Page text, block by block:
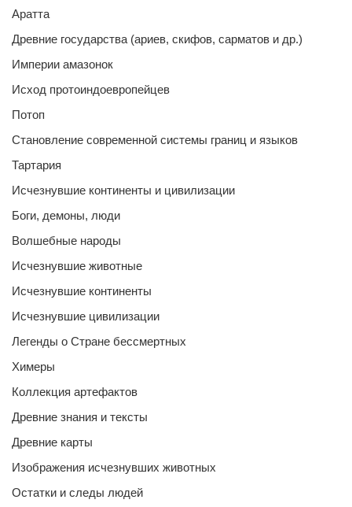
Аратта
Древние государства (ариев, скифов, сарматов и др.)
Империи амазонок
Исход протоиндоевропейцев
Потоп
Становление современной системы границ и языков
Тартария
Исчезнувшие континенты и цивилизации
Боги, демоны, люди
Волшебные народы
Исчезнувшие животные
Исчезнувшие континенты
Исчезнувшие цивилизации
Легенды о Стране бессмертных
Химеры
Коллекция артефактов
Древние знания и тексты
Древние карты
Изображения исчезнувших животных
Остатки и следы людей